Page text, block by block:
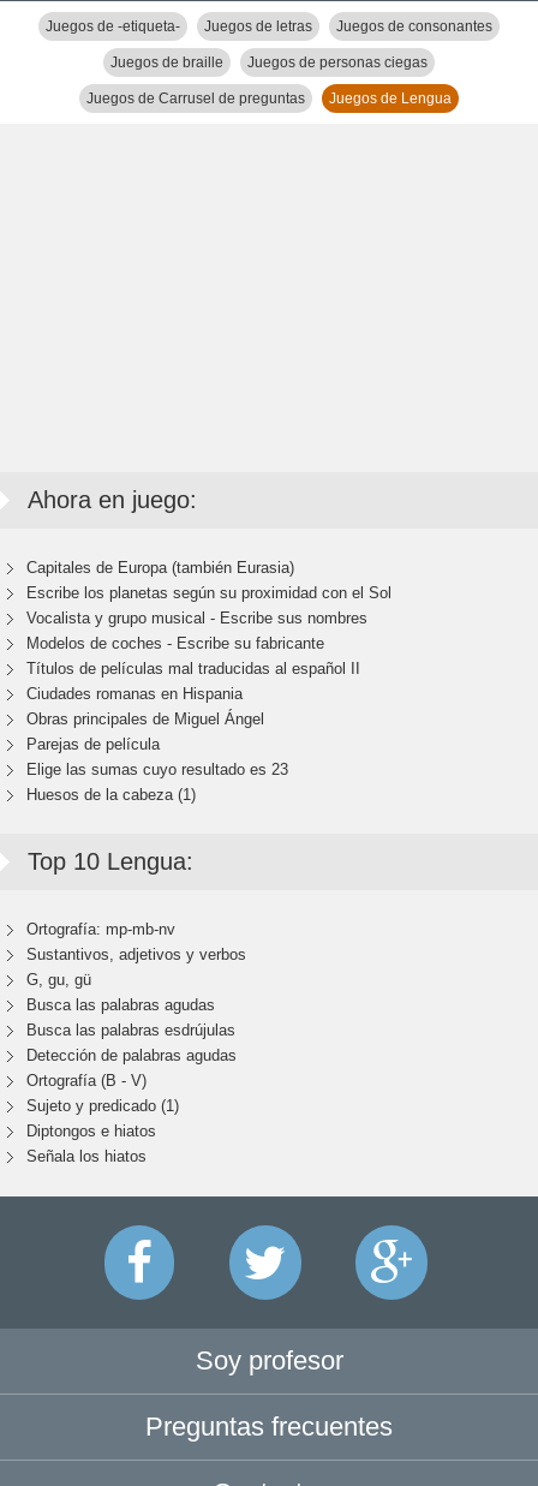
Juegos de -etiqueta- Juegos de letras Juegos de consonantes
Juegos de braille Juegos de personas ciegas
Juegos de Carrusel de preguntas Juegos de Lengua
Ahora en juego:
Capitales de Europa (también Eurasia)
Escribe los planetas según su proximidad con el Sol
Vocalista y grupo musical - Escribe sus nombres
Modelos de coches - Escribe su fabricante
Títulos de películas mal traducidas al español II
Ciudades romanas en Hispania
Obras principales de Miguel Ángel
Parejas de película
Elige las sumas cuyo resultado es 23
Huesos de la cabeza (1)
Top 10 Lengua:
Ortografía: mp-mb-nv
Sustantivos, adjetivos y verbos
G, gu, gü
Busca las palabras agudas
Busca las palabras esdrújulas
Detección de palabras agudas
Ortografía (B - V)
Sujeto y predicado (1)
Diptongos e hiatos
Señala los hiatos
Soy profesor
Preguntas frecuentes